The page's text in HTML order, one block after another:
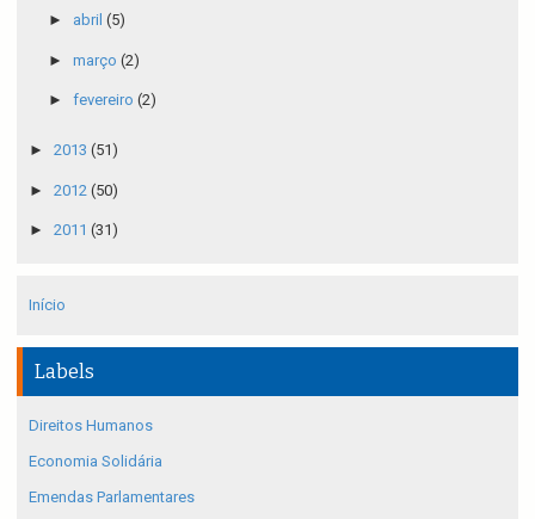
► abril (5)
► março (2)
► fevereiro (2)
► 2013 (51)
► 2012 (50)
► 2011 (31)
Início
Labels
Direitos Humanos
Economia Solidária
Emendas Parlamentares